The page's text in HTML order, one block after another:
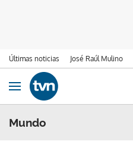
Últimas noticias José Raúl Mulino
Ir al contenido
Obrir navegació
Mundo